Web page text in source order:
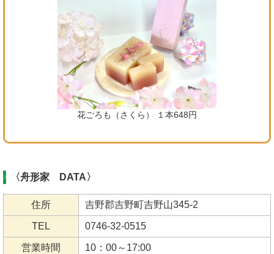
花ごろも（さくら） １本648円
〈舟形家 DATA〉
住所 吉野郡吉野町吉野山345-2
TEL 0746-32-0515
営業時間 10：00～17:00